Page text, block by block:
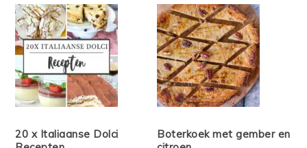
20 x Italiaanse Dolci
Boterkoek met gember en